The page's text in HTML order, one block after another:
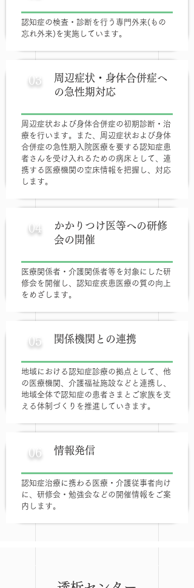
認知症の検査・診断を行う専門外来(もの
忘れ外来)を実施しています。
03
周辺症状・身体合併症へ
の急性期対応
周辺症状および身体合併症の初期診断・治
療を行います。また、周辺症状および身体
合併症の急性期入院医療を要する認知症患
者さんを受け入れるための病床として、連
携する医療機関の空床情報を把握し、対応
します。
04
かかりつけ医等への研修
会の開催
医療関係者・介護関係者等を対象にした研
修会を開催し、認知症疾患医療の質の向上
をめざします。
05 関係機関との連携
地域における認知症診療の拠点として、他
の医療機関、介護福祉施設などと連携し、
地域全体で認知症の患者さまとご家族を支
える体制づくりを推進していきます。
06 情報発信
認知症治療に携わる医療・介護従事者向け
に、研修会・勉強会などの開催情報をご案
内します。